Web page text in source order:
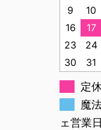
9
10
16
17
23
24
30
31
定
魔
ェ営業日